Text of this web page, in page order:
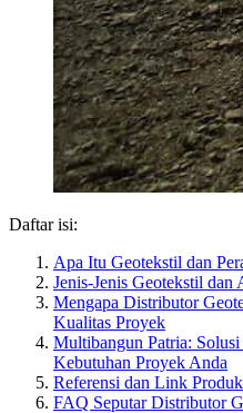
Daftar isi:
Apa Itu Geotekstil dan
Jenis-Jenis Geotekstil
Mengapa Distributor
Kualitas Proyek
Multibangun Patria:
Kebutuhan Proyek Anda
Referensi dan Link
FAQ Seputar Distributor